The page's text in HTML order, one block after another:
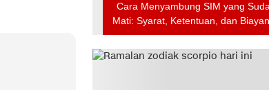
Cara Menyambung SIM yang
Mati: Syarat, Ketentuan, dan